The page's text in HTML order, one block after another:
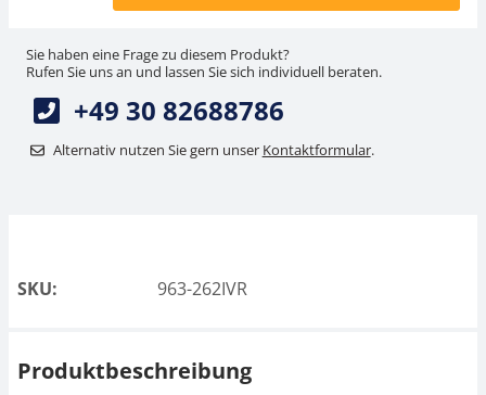
Sie haben eine Frage zu diesem Produkt?
Rufen Sie uns an und lassen Sie sich individuell beraten.
+49 30 82688786
Alternativ nutzen Sie gern unser Kontaktformular.
SKU: 963-262IVR
Produktbeschreibung